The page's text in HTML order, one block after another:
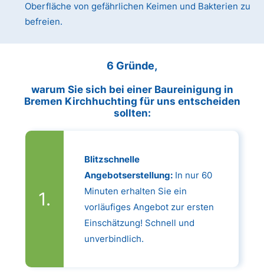
Oberfläche von gefährlichen Keimen und Bakterien zu
befreien.
6 Gründe,
warum Sie sich bei einer Baureinigung in
Bremen Kirchhuchting für uns entscheiden
sollten:
Blitzschnelle
Angebotserstellung:In nur 60
Minuten erhalten Sie ein
vorläufiges Angebot zur ersten
Einschätzung! Schnell und
unverbindlich.